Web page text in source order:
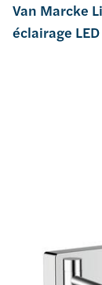
Van Marcke
éclairage LED